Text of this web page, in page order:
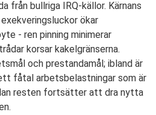
från bullriga IRQ-källor. Kärnans
ökar
- ren pinning minimerar
korsar kakelgränserna.
och prestandamål; ibland är
fåtal arbetsbelastningar som är
resten fortsätter att dra nytta